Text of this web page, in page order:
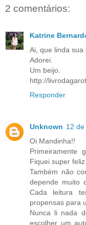
2 comentários:
Katrine
Ai, que linda
Adorei.
Um beijo.
http://
Responder
Unknown 12
Oi Mandinha!!
Primeiramente
Fiquei super
Também não
depende muito
Cada leitura
propensas para
Nunca li nada
escolher um